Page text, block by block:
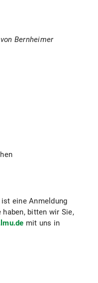
Bernheimer
eine Anmeldung
bitten wir Sie,
mit uns in